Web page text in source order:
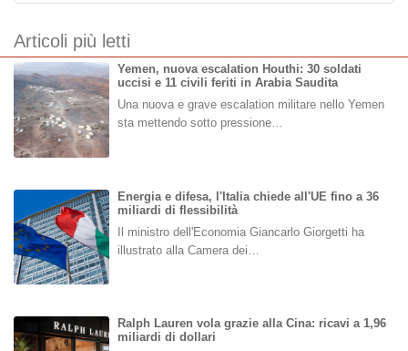
Articoli più letti
Yemen, nuova escalation Houthi: 30 soldati
uccisi e 11 civili feriti in Arabia Saudita
Una nuova e grave escalation militare nello Yemen
sta mettendo sotto pressione…
Energia e difesa, l'Italia chiede all'UE fino a 36
miliardi di flessibilità
Il ministro dell'Economia Giancarlo Giorgetti ha
illustrato alla Camera dei…
Ralph Lauren vola grazie alla Cina: ricavi a 1,96
miliardi di dollari